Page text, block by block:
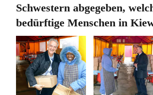
Schwestern abgegeben,
bedürftige Menschen in